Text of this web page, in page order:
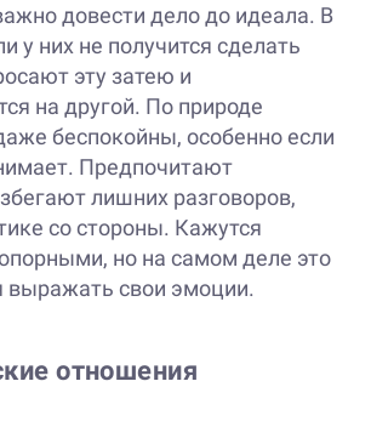
довести дело до идеала. В
у них не получится сделать
эту затею и
на другой. По природе
беспокойны, особенно если
Предпочитают
лишних разговоров,
со стороны. Кажутся
но на самом деле это
выражать свои эмоции.
отношения